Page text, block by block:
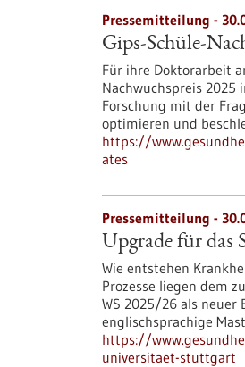
Pressemitteilung -
Gips-Schüle-
Für ihre Doktorarbeit
Nachwuchspreis 2025
Forschung mit der
optimieren und
https://
ates
Pressemitteilung -
Upgrade für das
Wie entstehen
Prozesse liegen dem
WS 2025/26 als
englischsprachige
https://
universitaet-stuttgart